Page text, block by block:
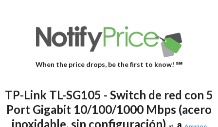
When the price drops, be the first to know! ℠
TP-Link TL-SG105 - Switch de red con 5
Port Gigabit 10/100/1000 Mbps (acero
inoxidable, sin configuración)